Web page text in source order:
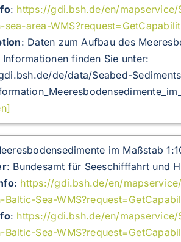
: https://gdi.bsh.de/en/
sea-area-
: Daten zum Aufbau des
Informationen finden Sie unter:
de/data/Seabed-
im Maßstab
: Bundesamt für Seeschifffahrt und
: https://gdi.bsh.de/en/
Baltic-Sea-
: https://gdi.bsh.de/en/
Baltic-Sea-